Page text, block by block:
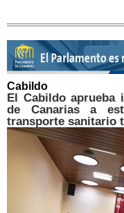
Cabildo
El Cabildo aprueba
de Canarias a
transporte sanitario